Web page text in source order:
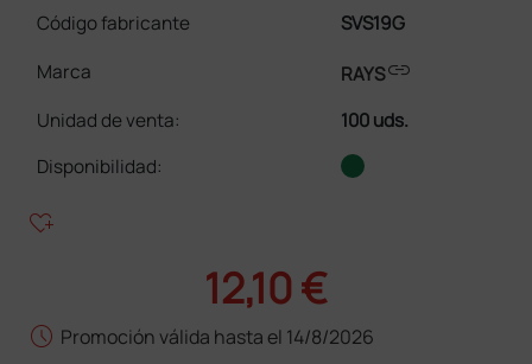
Código fabricante
SVS19G
Marca
RAYSlink
Unidad de venta:
100 uds.
Disponibilidad:
heart_plus
12,10 €
schedule Promoción válida hasta el 14/8/2026